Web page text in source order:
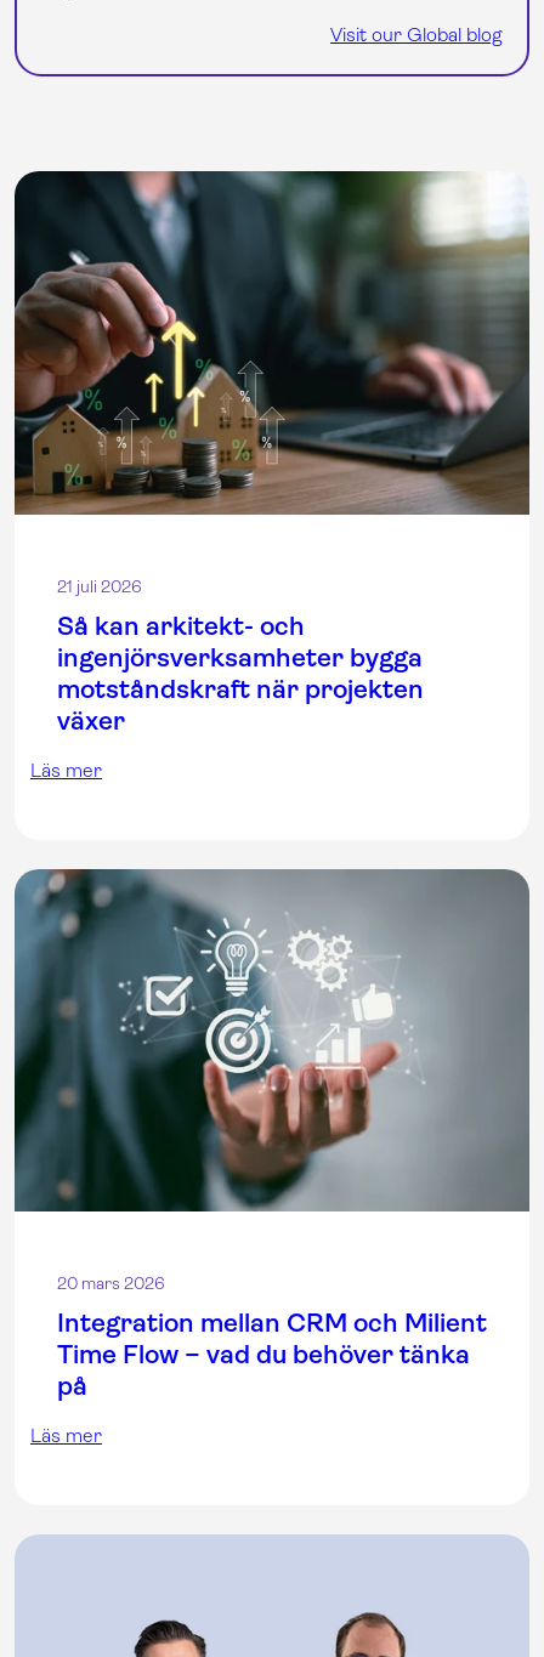
Visit our Global blog
21 juli 2026
Så kan arkitekt- och
ingenjörsverksamheter bygga
motståndskraft när projekten
växer
Läs mer
20 mars 2026
Integration mellan CRM och Milient
Time Flow – vad du behöver tänka
på
Läs mer